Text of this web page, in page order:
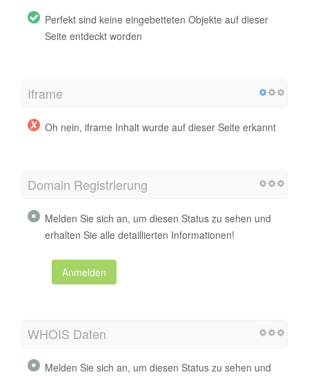
Perfekt sind keine eingebetteten Objekte auf dieser
Seite entdeckt worden
Iframe
Oh nein, iframe Inhalt wurde auf dieser Seite erkannt
Domain Registrierung
Melden Sie sich an, um diesen Status zu sehen und
erhalten Sie alle detaillierten Informationen!
Anmelden
WHOIS Daten
Melden Sie sich an, um diesen Status zu sehen und